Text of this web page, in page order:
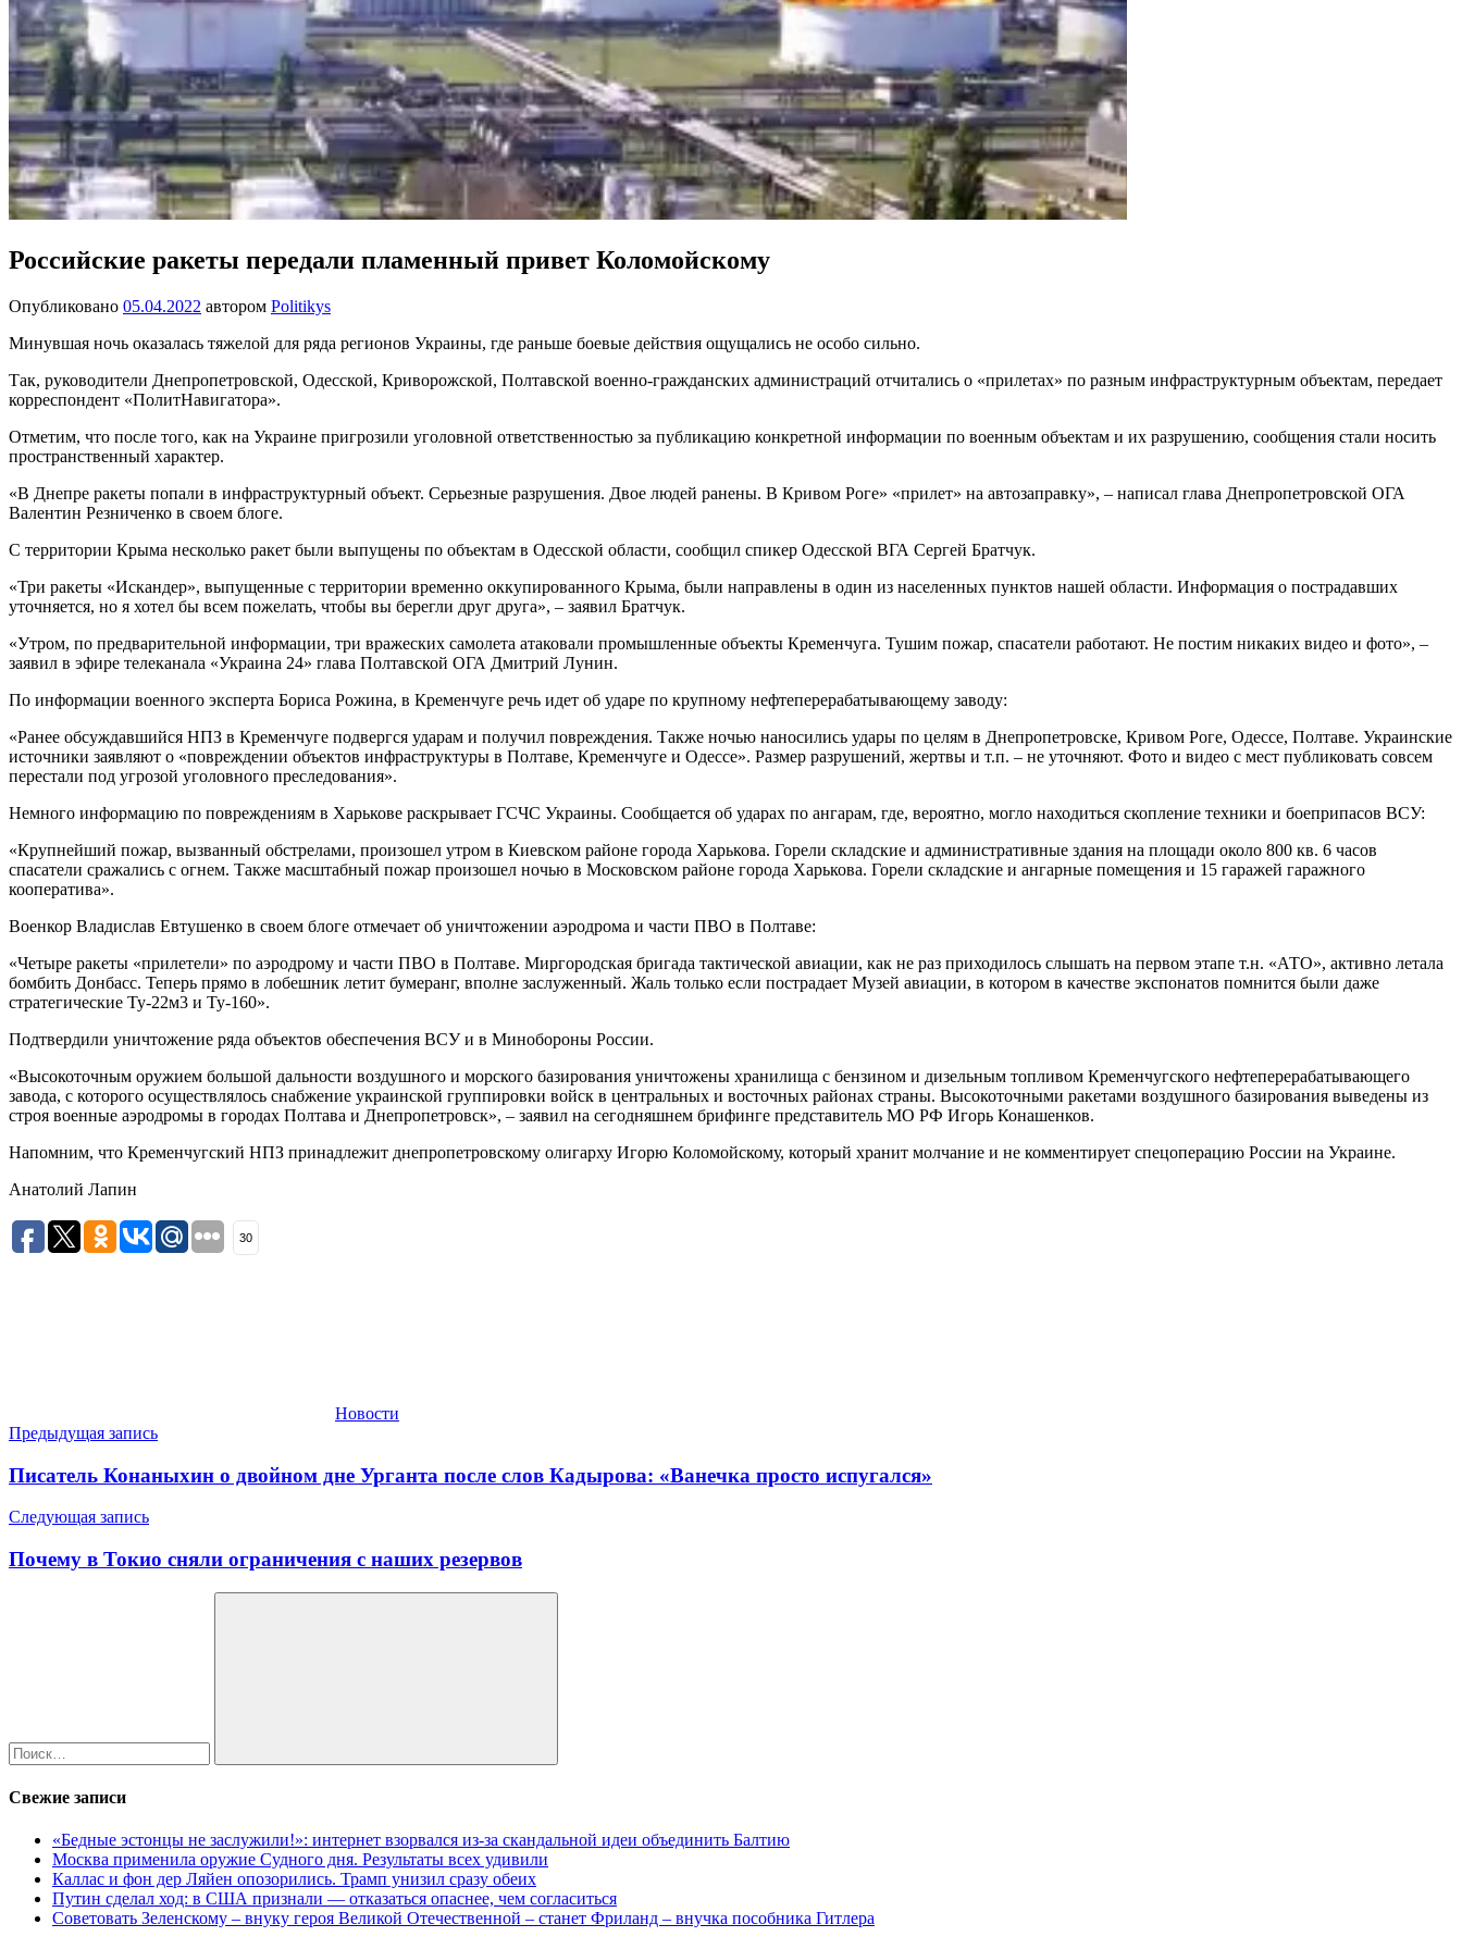
Российские ракеты передали пламенный привет Коломойскому
Опубликовано 05.04.2022 автором Politikys
Минувшая ночь оказалась тяжелой для ряда регионов Украины, где раньше боевые действия ощущались не особо сильно.
Так, руководители Днепропетровской, Одесской, Криворожской, Полтавской военно-гражданских администраций отчитались о «прилетах» по разным инфраструктурным объектам, передает
корреспондент «ПолитНавигатора».
Отметим, что после того, как на Украине пригрозили уголовной ответственностью за публикацию конкретной информации по военным объектам и их разрушению, сообщения стали носить
пространственный характер.
«В Днепре ракеты попали в инфраструктурный объект. Серьезные разрушения. Двое людей ранены. В Кривом Роге» «прилет» на автозаправку», – написал глава Днепропетровской ОГА
Валентин Резниченко в своем блоге.
С территории Крыма несколько ракет были выпущены по объектам в Одесской области, сообщил спикер Одесской ВГА Сергей Братчук.
«Три ракеты «Искандер», выпущенные с территории временно оккупированного Крыма, были направлены в один из населенных пунктов нашей области. Информация о пострадавших
уточняется, но я хотел бы всем пожелать, чтобы вы берегли друг друга», – заявил Братчук.
«Утром, по предварительной информации, три вражеских самолета атаковали промышленные объекты Кременчуга. Тушим пожар, спасатели работают. Не постим никаких видео и фото», –
заявил в эфире телеканала «Украина 24» глава Полтавской ОГА Дмитрий Лунин.
По информации военного эксперта Бориса Рожина, в Кременчуге речь идет об ударе по крупному нефтеперерабатывающему заводу:
«Ранее обсуждавшийся НПЗ в Кременчуге подвергся ударам и получил повреждения. Также ночью наносились удары по целям в Днепропетровске, Кривом Роге, Одессе, Полтаве. Украинские
источники заявляют о «повреждении объектов инфраструктуры в Полтаве, Кременчуге и Одессе». Размер разрушений, жертвы и т.п. – не уточняют. Фото и видео с мест публиковать совсем
перестали под угрозой уголовного преследования».
Немного информацию по повреждениям в Харькове раскрывает ГСЧС Украины. Сообщается об ударах по ангарам, где, вероятно, могло находиться скопление техники и боеприпасов ВСУ:
«Крупнейший пожар, вызванный обстрелами, произошел утром в Киевском районе города Харькова. Горели складские и административные здания на площади около 800 кв. 6 часов
спасатели сражались с огнем. Также масштабный пожар произошел ночью в Московском районе города Харькова. Горели складские и ангарные помещения и 15 гаражей гаражного
кооператива».
Военкор Владислав Евтушенко в своем блоге отмечает об уничтожении аэродрома и части ПВО в Полтаве:
«Четыре ракеты «прилетели» по аэродрому и части ПВО в Полтаве. Миргородская бригада тактической авиации, как не раз приходилось слышать на первом этапе т.н. «АТО», активно летала
бомбить Донбасс. Теперь прямо в лобешник летит бумеранг, вполне заслуженный. Жаль только если пострадает Музей авиации, в котором в качестве экспонатов помнится были даже
стратегические Ту-22м3 и Ту-160».
Подтвердили уничтожение ряда объектов обеспечения ВСУ и в Минобороны России.
«Высокоточным оружием большой дальности воздушного и морского базирования уничтожены хранилища с бензином и дизельным топливом Кременчугского нефтеперерабатывающего
завода, с которого осуществлялось снабжение украинской группировки войск в центральных и восточных районах страны. Высокоточными ракетами воздушного базирования выведены из
строя военные аэродромы в городах Полтава и Днепропетровск», – заявил на сегодняшнем брифинге представитель МО РФ Игорь Конашенков.
Напомним, что Кременчугский НПЗ принадлежит днепропетровскому олигарху Игорю Коломойскому, который хранит молчание и не комментирует спецоперацию России на Украине.
Анатолий Лапин
30
Новости
Навигация
по
Предыдущая запись
Писатель Конаныхин о двойном дне Урганта после слов Кадырова: «Ванечка просто испугался»
Следующая запись
Почему в Токио сняли ограничения с наших резервов
Поиск
Свежие записи
«Бедные эстонцы не заслужили!»: интернет взорвался из-за скандальной идеи объединить Балтию
Москва применила оружие Судного дня. Результаты всех удивили
Каллас и фон дер Ляйен опозорились. Трамп унизил сразу обеих
Путин сделал ход: в США признали — отказаться опаснее, чем согласиться
Советовать Зеленскому – внуку героя Великой Отечественной – станет Фриланд – внучка пособника Гитлера